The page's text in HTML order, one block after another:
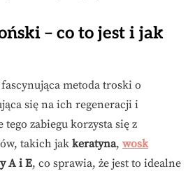
– co to jest i jak
metoda troski o
się na ich regeneracji i
zabiegu korzysta się z
takich jak keratyna, wosk
A i E, co sprawia, że jest to idealne